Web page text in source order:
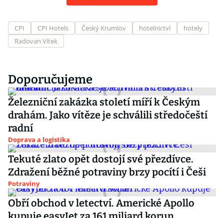
CPI CPI Hotels Český Krumlov hotelnictví
hotely
Radovan Vítek
Doporučujeme
Železniční zakázka století míří k Českým
drahám. Jako vítěze je schválili středočeští
radní
Doprava a logistika
Tekuté zlato opět dostojí své přezdívce.
Zdražení běžné potraviny brzy pocítí i Češi
Potraviny
Obří obchod v letectví. Americké Apollo